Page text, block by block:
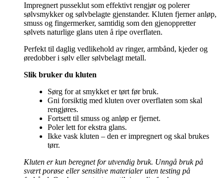
Impregnert pusseklut som effektivt rengjør og polerer
sølvsmykker og sølvbelagte gjenstander. Kluten fjerner anløp,
smuss og fingermerker, samtidig som den gjenoppretter
sølvets naturlige glans uten å ripe overflaten.
Perfekt til daglig vedlikehold av ringer, armbånd, kjeder og
øredobber i sølv eller sølvbelagt metall.
Slik bruker du kluten
Sørg for at smykket er tørt før bruk.
Gni forsiktig med kluten over overflaten som skal
rengjøres.
Fortsett til smuss og anløp er fjernet.
Poler lett for ekstra glans.
Ikke vask kluten – den er impregnert og skal brukes
tørr.
Kluten er kun beregnet for utvendig bruk. Unngå bruk på
svært porøse eller sensitive materialer uten testing på